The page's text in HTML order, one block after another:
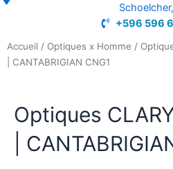
+596 596
Accueil / Optiques x Homme /
| CANTABRIGIAN CNG1
Optiques
|